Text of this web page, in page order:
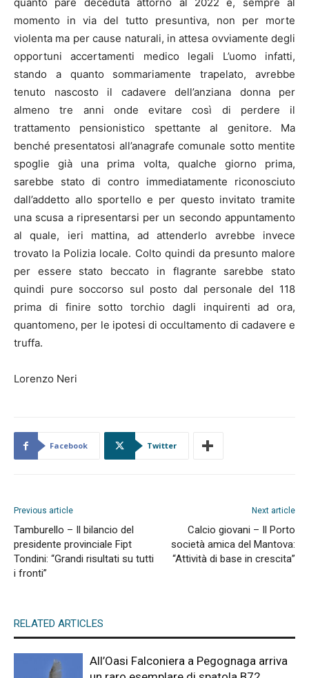
momento in via del tutto presuntiva, non per morte
violenta ma per cause naturali, in attesa ovviamente degli
opportuni accertamenti medico legali L’uomo infatti,
stando a quanto sommariamente trapelato, avrebbe
tenuto nascosto il cadavere dell’anziana donna per
almeno tre anni onde evitare così di perdere il
trattamento pensionistico spettante al genitore. Ma
benché presentatosi all’anagrafe comunale sotto mentite
spoglie già una prima volta, qualche giorno prima,
sarebbe stato di contro immediatamente riconosciuto
dall’addetto allo sportello e per questo invitato tramite
una scusa a ripresentarsi per un secondo appuntamento
al quale, ieri mattina, ad attenderlo avrebbe invece
trovato la Polizia locale. Colto quindi da presunto malore
per essere stato beccato in flagrante sarebbe stato
quindi pure soccorso sul posto dal personale del 118
prima di finire sotto torchio dagli inquirenti ad ora,
quantomeno, per le ipotesi di occultamento di cadavere e
truffa.
Lorenzo Neri
Facebook Twitter
Previous article
Tamburello – Il bilancio del
presidente provinciale Fipt
Tondini: “Grandi risultati su tutti
i fronti”
Next article
Calcio giovani – Il Porto
società amica del Mantova:
“Attività di base in crescita”
RELATED ARTICLES
All’Oasi Falconiera a Pegognaga arriva